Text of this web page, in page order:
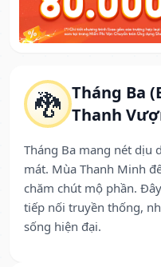
🐉 Tháng Ba
Thanh
Tháng Ba mang nét dịu
mát. Mùa Thanh Minh
chăm chút mộ phần.
tiếp nối truyền thống,
sống hiện đại.